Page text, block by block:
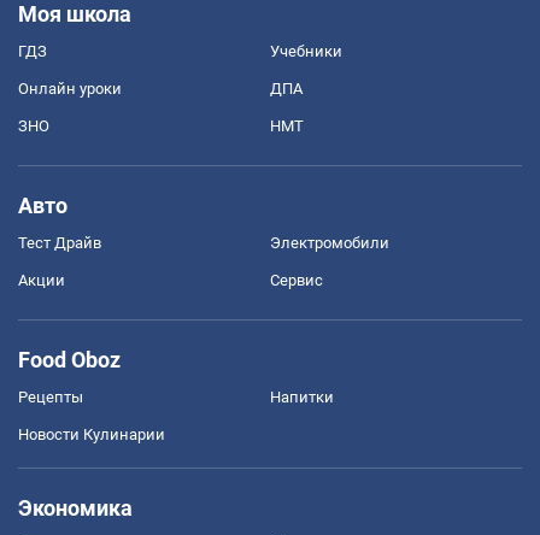
Моя школа
ГДЗ Учебники
Онлайн уроки ДПА
ЗНО НМТ
Авто
Тест Драйв Электромобили
Акции Сервис
Food Oboz
Рецепты Напитки
Новости Кулинарии
Экономика